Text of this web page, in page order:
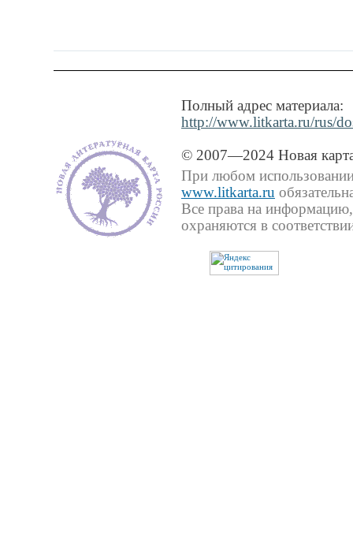
Полный адрес материала:
http://www.litkarta.ru/rus/
© 2007—2024 Новая
При любом использовании
www.litkarta.ru
Все права на
охраняются в